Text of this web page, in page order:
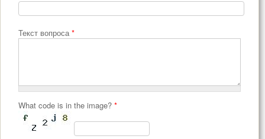
Текст вопроса*
What code is in the image? *